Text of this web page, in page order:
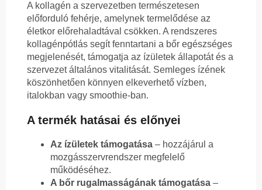
A kollagén a szervezetben természetesen
előforduló fehérje, amelynek termelődése az
életkor előrehaladtával csökken. A rendszeres
kollagénpótlás segít fenntartani a bőr egészséges
megjelenését, támogatja az ízületek állapotát és a
szervezet általános vitalitását. Semleges ízének
köszönhetően könnyen elkeverhető vízben,
italokban vagy smoothie-ban.
A termék hatásai és előnyei
Az ízületek támogatása – hozzájárul a
mozgásszervrendszer megfelelő
működéséhez.
A bőr rugalmasságának támogatása –